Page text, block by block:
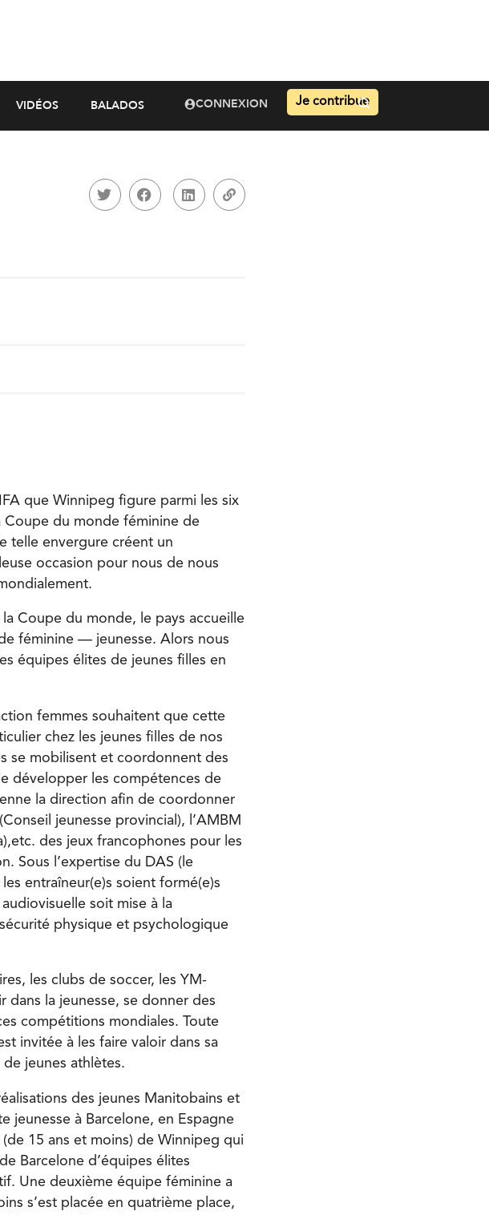
VIDÉOS BALADOS CONNEXION Je contribue
que Winnipeg figure parmi les six
Coupe du monde féminine de
telle envergure créent un
occasion pour nous de nous
Coupe du monde, le pays accueille
féminine — jeunesse. Alors nous
équipes élites de jeunes filles en
femmes souhaitent que cette
chez les jeunes filles de nos
se mobilisent et coordonnent des
développer les compétences de
la direction afin de coordonner
jeunesse provincial), l’AMBM
des jeux francophones pour les
Sous l’expertise du DAS (le
entraîneur(e)s soient formé(e)s
soit mise à la
physique et psychologique
les clubs de soccer, les YM-
dans la jeunesse, se donner des
compétitions mondiales. Toute
invitée à les faire valoir dans sa
jeunes athlètes.
des jeunes Manitobains et
jeunesse à Barcelone, en Espagne
15 ans et moins) de Winnipeg qui
Barcelone d’équipes élites
Une deuxième équipe féminine a
s’est placée en quatrième place,